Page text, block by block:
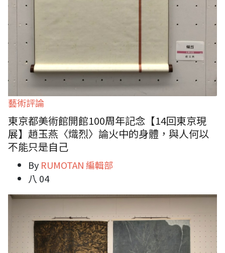
藝術評論
東京都美術館開館100周年記念【14回東京現
展】趙玉燕〈熾烈〉論火中的身體，與人何以
不能只是自己
By RUMOTAN 編輯部
八 04